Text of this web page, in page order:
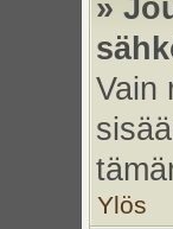
»
Vain
Ylös